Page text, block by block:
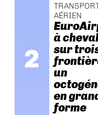
AÉRIEN
à
sur
un
en
forme